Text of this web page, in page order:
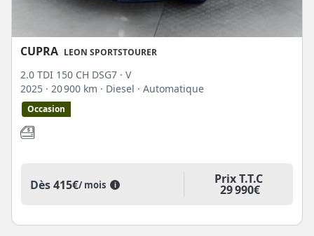
CUPRA LEON SPORTSTOURER
2.0 TDI 150 CH DSG7 · V
2025 · 20 900 km · Diesel · Automatique
Occasion
Dès415€/ mois i Prix T.T.C
29 990€